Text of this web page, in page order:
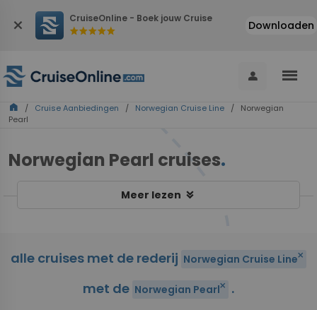
close CruiseOnline - Boek jouw Cruise
starstarstarstarstar Downloaden
person menu
home / Cruise Aanbiedingen / Norwegian Cruise Line / Norwegian
Pearl
Norwegian Pearl cruises.
Meer lezen keyboard_double_arrow_down
alle cruises met de rederij Norwegian Cruise Lineclose
met de Norwegian Pearlclose .